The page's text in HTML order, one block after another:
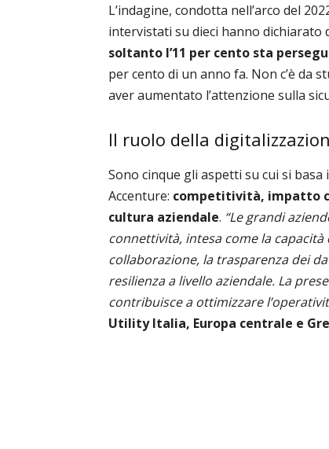
L’indagine, condotta nell’arco del
intervistati su dieci hanno
soltanto l’11 per cento sta
per cento di un anno fa. Non c’è da
aver aumentato l’attenzione sulla
Il ruolo della
Sono cinque gli aspetti su cui si
Accenture: competitività, impatto
cultura aziendale. “Le grandi
connettività, intesa come la
collaborazione, la trasparenza dei
resilienza a livello aziendale. La
contribuisce a ottimizzare
Utility Italia, Europa centrale e